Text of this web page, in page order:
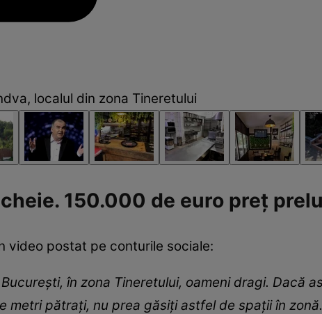
localul din zona Tineretului
150.000 de euro preț
video postat pe conturile sociale:
în zona Tineretului, oameni dragi. Dacă
metri pătrați, nu prea găsiți astfel de spații în